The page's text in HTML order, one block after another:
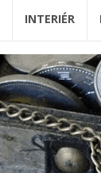
INTERIÉR